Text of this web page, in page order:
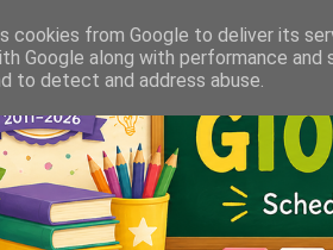
cookies from Google to deliver its
Google along with performance
to detect and address abuse.